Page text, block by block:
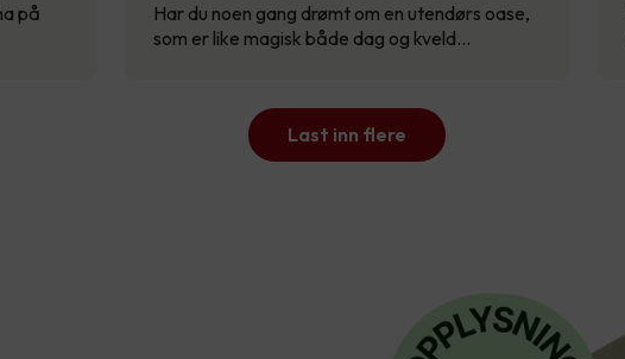
på
Har du noen gang drømt om en utendørs oase,
som er like magisk både dag og kveld…
Last inn flere